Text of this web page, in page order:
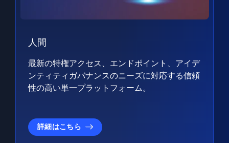
人間
最新の特権アクセス、エンドポイント、アイデ
ンティティガバナンスのニーズに対応する信頼
性の高い単一プラットフォーム。
詳細はこちら